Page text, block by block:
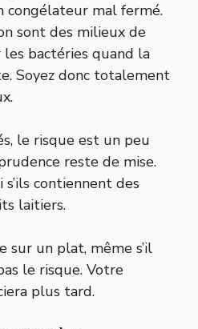
congélateur mal fermé.
sont des milieux de
bactéries quand la
Soyez donc totalement
le risque est un peu
reste de mise.
s’ils contiennent des
laitiers.
sur un plat, même s’il
le risque. Votre
plus tard.